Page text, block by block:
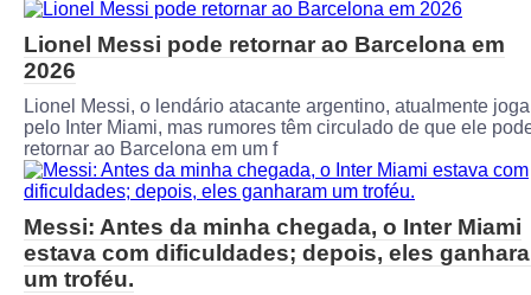
Lionel Messi pode retornar ao Barcelona em
2026
Lionel Messi, o lendário atacante argentino, atualmente joga
pelo Inter Miami, mas rumores têm circulado de que ele
retornar ao Barcelona em um f
Messi: Antes da minha chegada, o Inter Miami
estava com dificuldades; depois, eles
um troféu.